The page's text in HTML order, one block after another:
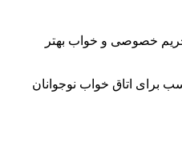
حریم خصوصی و خواب بهتر
برای اتاق خواب نوجوانان